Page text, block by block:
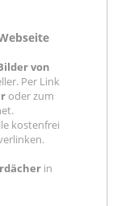
von
Per Link
oder zum
kostenfrei
in